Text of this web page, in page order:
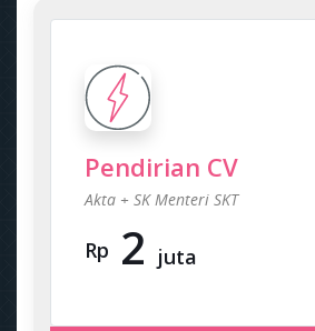
Pendirian CV
Akta + SK Menteri SKT
Rp 2 juta